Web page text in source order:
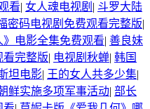
看| 女人魂电视剧 | 斗罗大陆
密码电视剧免费观看完整版|
电影全集免费观看| 善良妹
看完整版| 电视剧秋蝉| 韩国
坦电影| 王的女人共多少集|
鲜实施多项军事活动| 部长